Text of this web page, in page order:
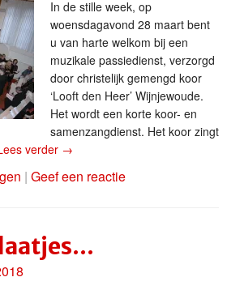
In de stille week, op
woensdagavond 28 maart bent
u van harte welkom bij een
muzikale passiedienst, verzorgd
door christelijk gemengd koor
‘Looft den Heer’ Wijnjewoude.
Het wordt een korte koor- en
samenzangdienst. Het koor zingt
verder →
| Geef een reactie